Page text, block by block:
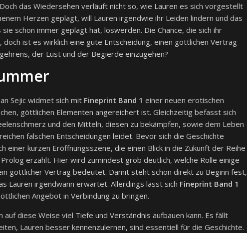
das Wiedersehen verläuft nicht so, wie Lauren es sich vorgestellt
Herzen geplagt, will Lauren irgendwie ihr Leiden lindern und das
schon immer geplagt hat, loswerden. Die Chance, die sich ihr
ist es wirklich eine gute Entscheidung, einen göttlichen Vertrag
der Lust und der Begierde einzugehen?
Sejic widmet sich mit Fineprint Band 1 einer neuen erotischen
göttlichen Elementen angereichert ist. Gleichzeitig befasst sich
und den Mitteln, diesen zu bekämpfen, sowie dem Leben
falschen Entscheidungen leidet. Bevor sich die Geschichte
einer kurzen Eröffnungsszene, die einen Blick in die Zukunft der Reihe
erzählt. Hier wird zumindest grob deutlich, welche Rolle einige
göttlicher Vertrag bedeutet. Damit steht schon direkt zu Beginn fest,
Lauren irgendwann erwartet. Allerdings lässt sich Fineprint Band 1
Angebot in Verbindung zu bringen.
diese Weise viel Tiefe und Verständnis aufbauen kann. Es fällt
Lauren besser kennenzulernen, sind essentiell für die Geschichte.